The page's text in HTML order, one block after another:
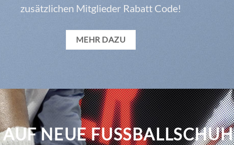
zusätzlichen Mitglieder Rabatt Code!
MEHR DAZU
NEUE FUSSBALLSCHUHE